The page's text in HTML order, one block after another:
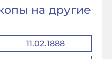
на другие
11.02.1888